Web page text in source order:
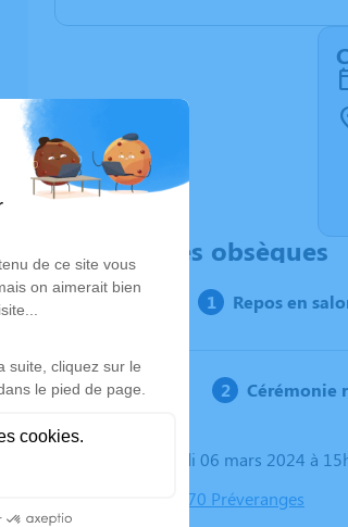
Déroulé des obsèques
Repos en
Cérémonie
Le mercredi 06 mars 2024 à
Église, 18370 Préveranges